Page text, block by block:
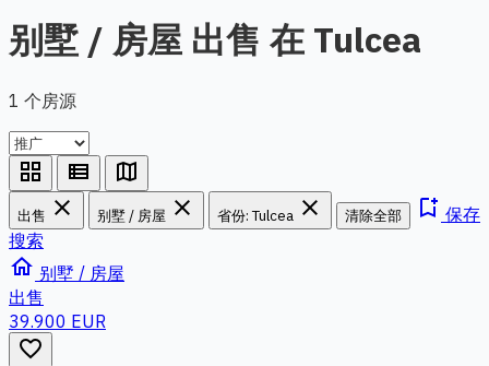
别墅 / 房屋 出售 在 Tulcea
1 个房源
grid_view view_list map
出售 close 别墅 / 房屋 close 省份: Tulcea close 清除全部 bookmark_add 保存
搜索
home 别墅 / 房屋
出售
39.900 EUR
favorite_border